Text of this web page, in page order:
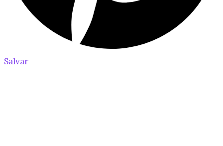
Salvar